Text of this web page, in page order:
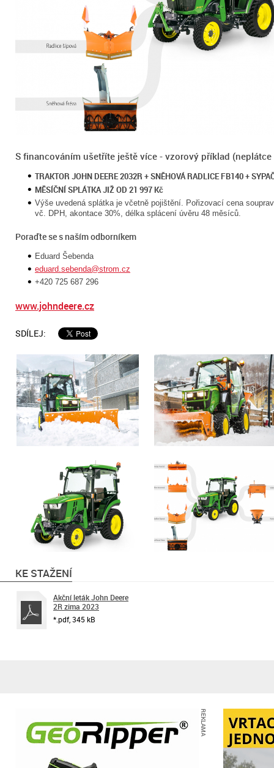
S financováním ušetříte ještě více - vzorový příklad (neplátce
TRAKTOR JOHN DEERE 2032R + SNĚHOVÁ RADLICE FB140 +
MĚSÍČNÍ SPLÁTKA JIŽ OD 21 997 Kč
Výše uvedená splátka je včetně pojištění. Pořizovací cena
vč. DPH, akontace 30%, délka splácení úvěru 48 měsíců.
Poraďte se s naším odborníkem
Eduard Šebenda
eduard.sebenda@strom.cz
+420 725 687 296
www.johndeere.cz
SDÍLEJ:
KE STAŽENÍ
Akční leták John Deere
2R zima 2023
*.pdf, 345 kB
REKLAMA